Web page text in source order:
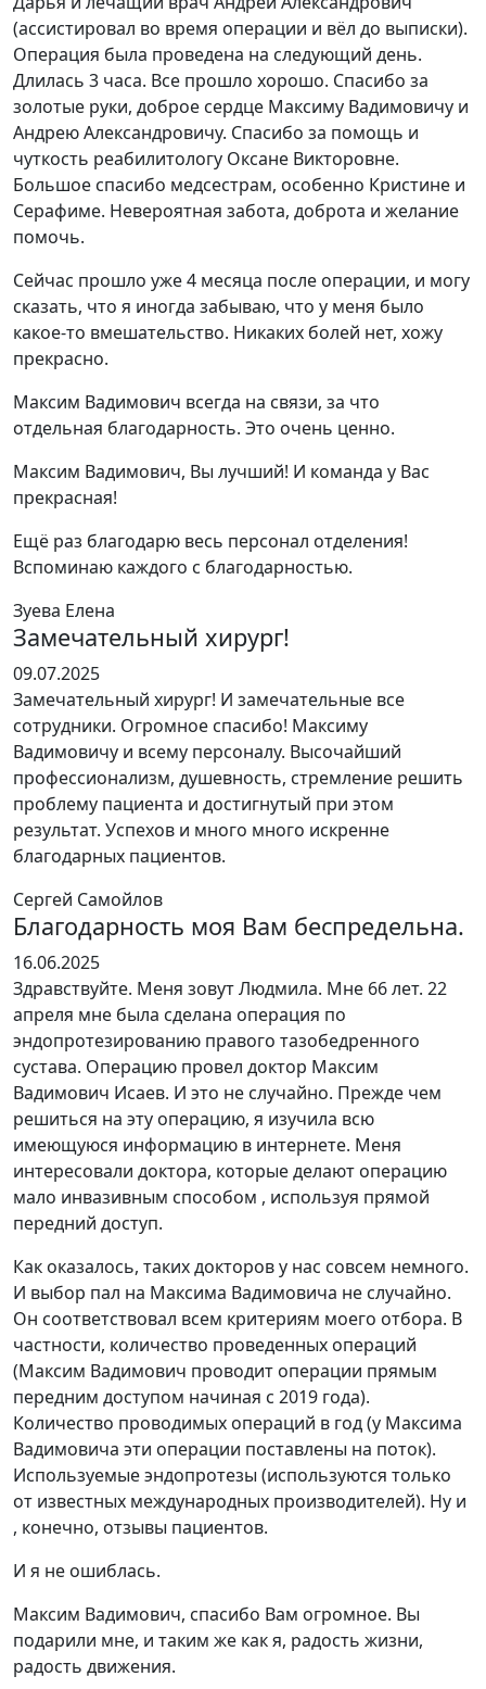
(ассистировал во время операции и вёл до выписки).
Операция была проведена на следующий день.
Длилась 3 часа. Все прошло хорошо. Спасибо за
золотые руки, доброе сердце Максиму Вадимовичу и
Андрею Александровичу. Спасибо за помощь и
чуткость реабилитологу Оксане Викторовне.
Большое спасибо медсестрам, особенно Кристине и
Серафиме. Невероятная забота, доброта и желание
помочь.
Сейчас прошло уже 4 месяца после операции, и могу
сказать, что я иногда забываю, что у меня было
какое-то вмешательство. Никаких болей нет, хожу
прекрасно.
Максим Вадимович всегда на связи, за что
отдельная благодарность. Это очень ценно.
Максим Вадимович, Вы лучший! И команда у Вас
прекрасная!
Ещё раз благодарю весь персонал отделения!
Вспоминаю каждого с благодарностью.
Зуева Елена
Замечательный хирург!
Оценка
5
из
5
09.07.2025
Замечательный хирург! И замечательные все
сотрудники. Огромное спасибо! Максиму
Вадимовичу и всему персоналу. Высочайший
профессионализм, душевность, стремление решить
проблему пациента и достигнутый при этом
результат. Успехов и много много искренне
благодарных пациентов.
Сергей Самойлов
Благодарность моя Вам беспредельна.
Оценка
5
из
5
16.06.2025
Здравствуйте. Меня зовут Людмила. Мне 66 лет. 22
апреля мне была сделана операция по
эндопротезированию правого тазобедренного
сустава. Операцию провел доктор Максим
Вадимович Исаев. И это не случайно. Прежде чем
решиться на эту операцию, я изучила всю
имеющуюся информацию в интернете. Меня
интересовали доктора, которые делают операцию
мало инвазивным способом , используя прямой
передний доступ.
Как оказалось, таких докторов у нас совсем немного.
И выбор пал на Максима Вадимовича не случайно.
Он соответствовал всем критериям моего отбора. В
частности, количество проведенных операций
(Максим Вадимович проводит операции прямым
передним доступом начиная с 2019 года).
Количество проводимых операций в год (у Максима
Вадимовича эти операции поставлены на поток).
Используемые эндопротезы (используются только
от известных международных производителей). Ну и
, конечно, отзывы пациентов.
И я не ошиблась.
Максим Вадимович, спасибо Вам огромное. Вы
подарили мне, и таким же как я, радость жизни,
радость движения.